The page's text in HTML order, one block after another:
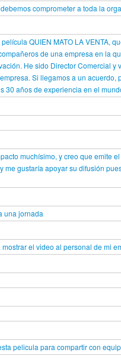
comprometer a toda la
QUIEN MATO LA VENTA,
de una empresa en la
He sido Director Comercial y
Si llegamos a un acuerdo,
30 años de experiencia en el
muchísimo, y creo que emite
me gustaría apoyar su difusión
una jornada
el video al personal de mi
pelicula para compartir con